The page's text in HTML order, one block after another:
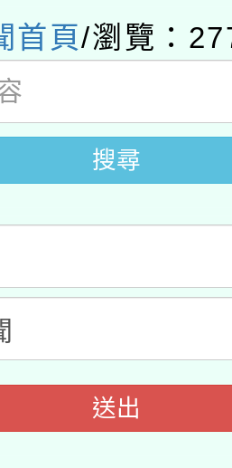
陸應申請許可
部水利署委託
究院辦理「
單位及節水達
22日(星期六
廟祈福系列
啟航」
園地景藝術
首頁/瀏覽：
搜尋
送出